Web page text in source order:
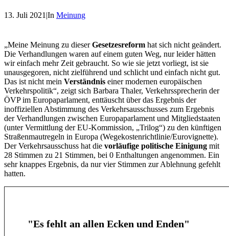
13. Juli 2021 |In Meinung
„Meine Meinung zu dieserGesetzesreform hat sich nicht geändert.
Die Verhandlungen waren auf einem guten Weg, nur leider hätten
wir einfach mehr Zeit gebraucht. So wie sie jetzt vorliegt, ist sie
unausgegoren, nicht zielführend und schlicht und einfach nicht gut.
Das ist nicht mein Verständnis einer modernen europäischen
Verkehrspolitik“, zeigt sich Barbara Thaler, Verkehrssprecherin der
ÖVP im Europaparlament, enttäuscht über das Ergebnis der
inoffiziellen Abstimmung des Verkehrsausschusses zum Ergebnis
der Verhandlungen zwischen Europaparlament und Mitgliedstaaten
(unter Vermittlung der EU-Kommission, „Trilog“) zu den künftigen
Straßenmautregeln in Europa (Wegekostenrichtlinie/Eurovignette).
Der Verkehrsausschuss hat die vorläufige politische Einigung mit
28 Stimmen zu 21 Stimmen, bei 0 Enthaltungen angenommen. Ein
sehr knappes Ergebnis, da nur vier Stimmen zur Ablehnung gefehlt
hatten.
"Es fehlt an allen Ecken und Enden"